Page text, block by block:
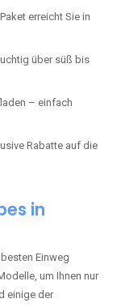
erreicht Sie in
über süß bis
– einfach
Rabatte auf die
in
Einweg
um Ihnen nur
einige der